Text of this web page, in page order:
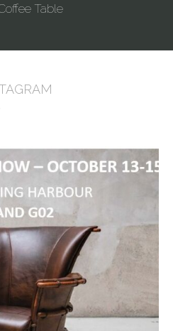
Table